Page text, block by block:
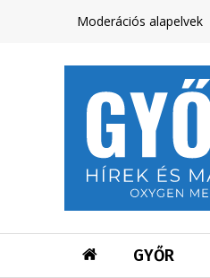
Moderációs alapelvek
GYŐR